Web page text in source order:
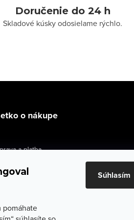
pomáhate
Súhlasím
Doručenie do 24 h
Skladové kúsky odosielame rýchlo.
o nákupe
a platba
a vrátenie
podmienky